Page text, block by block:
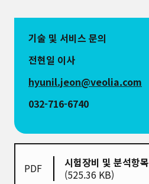
기술 및 서비스 문의
전현일 이사
hyunil.jeon@veolia.com
032-716-6740
PDF
시험장비 및 분석항목
(525.36 KB)